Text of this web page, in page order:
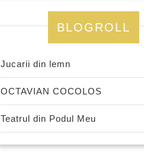
BLOGROLL
Jucarii din lemn
OCTAVIAN COCOLOS
Teatrul din Podul Meu